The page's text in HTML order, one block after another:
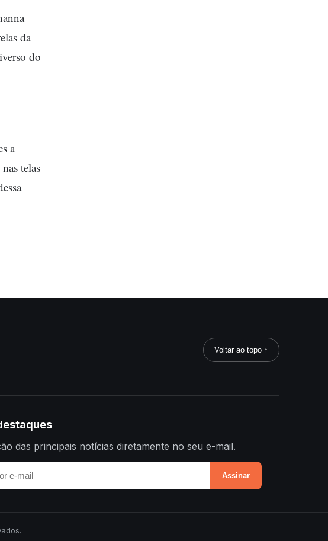
da
do
a
telas
Voltar ao topo ↑
das principais notícias diretamente no seu e-mail.
Assinar